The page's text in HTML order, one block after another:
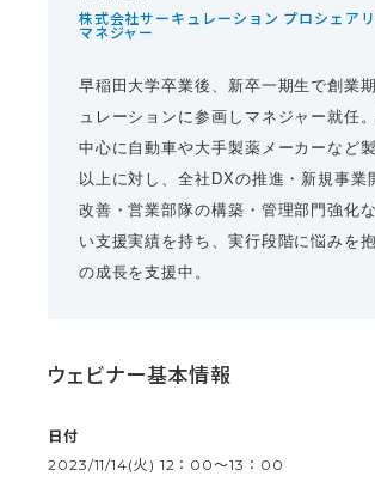
株式会社サーキュレーション プロシェア
マネジャー
早稲田大学卒業後、新卒一期生で創業
ュレーションに参画しマネジャー就任
中心に自動車や大手製薬メーカーなど
以上に対し、全社DXの推進・新規事業
改善・営業部隊の構築・管理部門強化
い支援実績を持ち、実行段階に悩みを
の成長を支援中。
ウェビナー基本情報
日付
2023/11/14(火) 12：00〜13：00